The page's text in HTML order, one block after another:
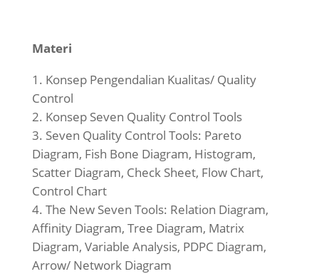
Materi
Konsep Pengendalian Kualitas/ Quality
Control
Konsep Seven Quality Control Tools
Seven Quality Control Tools: Pareto
Diagram, Fish Bone Diagram, Histogram,
Scatter Diagram, Check Sheet, Flow Chart,
Control Chart
The New Seven Tools: Relation Diagram,
Affinity Diagram, Tree Diagram, Matrix
Diagram, Variable Analysis, PDPC Diagram,
Arrow/ Network Diagram